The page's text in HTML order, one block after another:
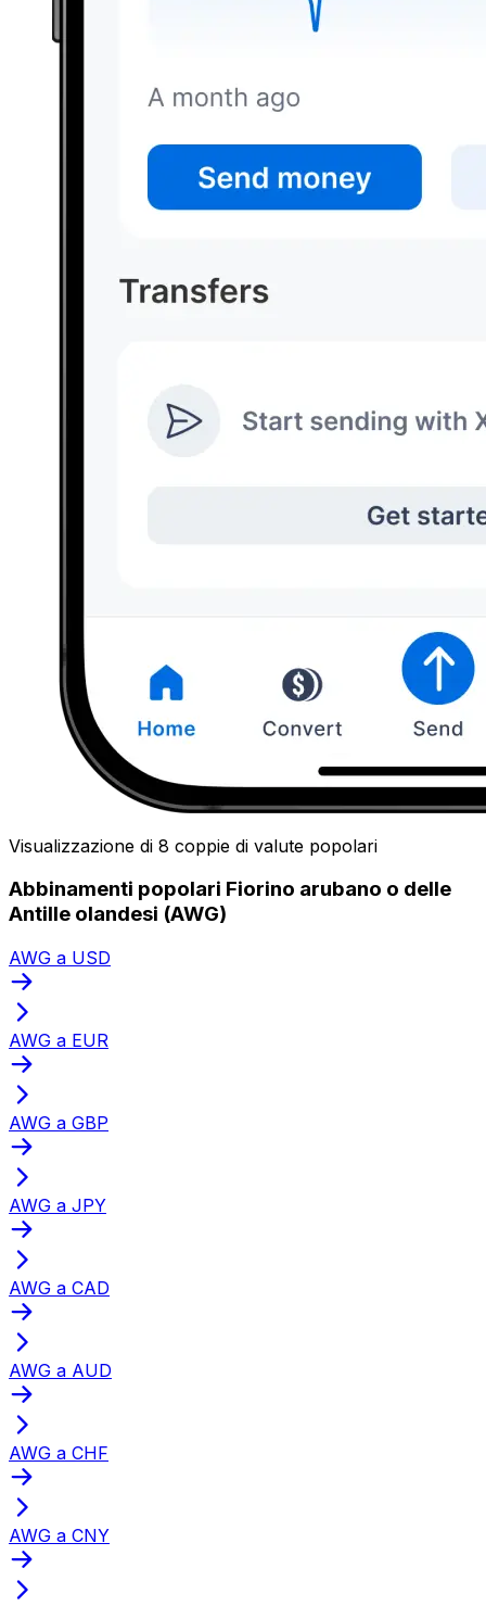
Visualizzazione di 8 coppie di valute popolari
Abbinamenti popolari Fiorino arubano o delle
Antille olandesi (AWG)
AWG a USD
AWG a EUR
AWG a GBP
AWG a JPY
AWG a CAD
AWG a AUD
AWG a CHF
AWG a CNY